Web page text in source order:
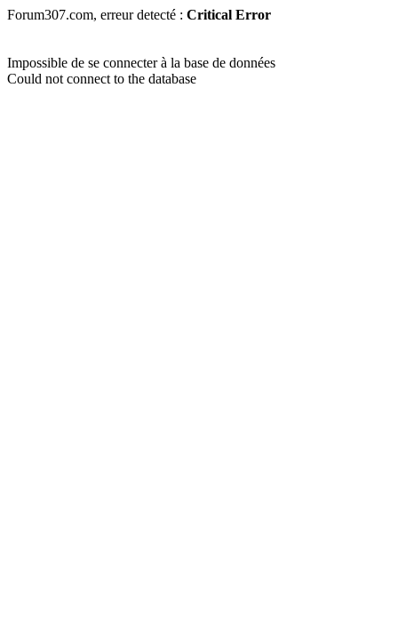
Forum307.com, erreur detecté : Critical Error
Impossible de se connecter à la base de données
Could not connect to the database